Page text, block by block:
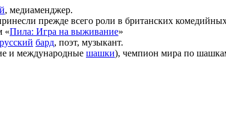
, медиаменджер.
прежде всего роли в британских
«Пила: Игра на выживание»
русский бард, поэт, музыкант.
и международные шашки), чемпион мира по